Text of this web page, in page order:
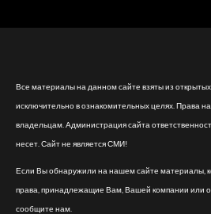
Все материалы на данном сайте взяты из
исключительно в ознакомительных целях. Права
владельцам. Администрация сайта
несет. Сайт не является СМИ!
Если Вы обнаружили на нашем сайте материалы,
права, принадлежащие Вам, Вашей компании или
сообщите нам.